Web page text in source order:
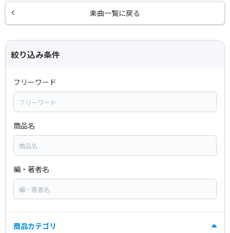
楽曲一覧に戻る
絞り込み条件
フリーワード
商品名
編・著者名
商品カテゴリ